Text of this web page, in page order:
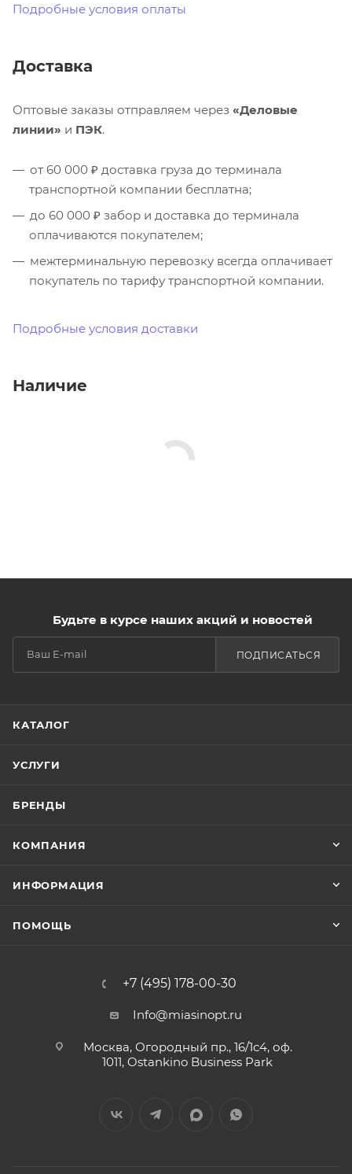
Подробные условия оплаты
Доставка
Оптовые заказы отправляем через «Деловые
линии» и ПЭК.
от 60 000 ₽ доставка груза до терминала
транспортной компании бесплатна;
до 60 000 ₽ забор и доставка до терминала
оплачиваются покупателем;
межтерминальную перевозку всегда оплачивает
покупатель по тарифу транспортной компании.
Подробные условия доставки
Наличие
Будьте в курсе наших акций и новостей
ПОДПИСАТЬСЯ
КАТАЛОГ
УСЛУГИ
БРЕНДЫ
КОМПАНИЯ
ИНФОРМАЦИЯ
ПОМОЩЬ
+7 (495) 178-00-30
Info@miasinopt.ru
Москва, Огородный пр., 16/1с4, оф.
1011, Ostankino Business Park